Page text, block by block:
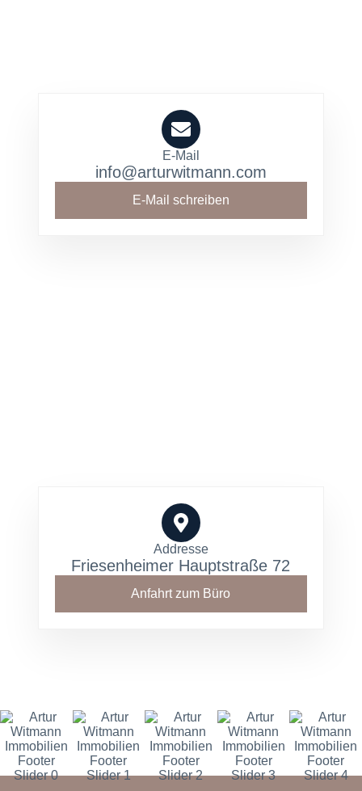
E-Mail
info@arturwitmann.com
E-Mail schreiben
Addresse
Friesenheimer Hauptstraße 72
Anfahrt zum Büro